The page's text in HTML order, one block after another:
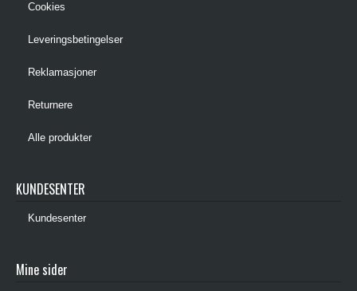
Cookies
Leveringsbetingelser
Reklamasjoner
Returnere
Alle produkter
KUNDESENTER
Kundesenter
Mine sider